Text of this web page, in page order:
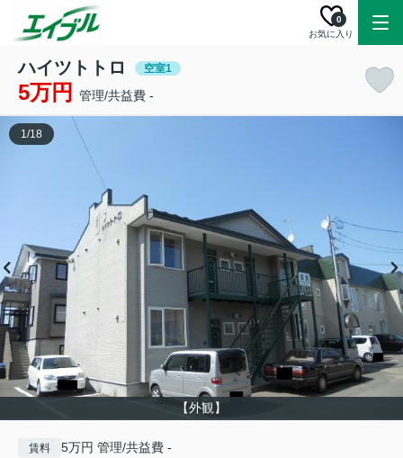
お気に入り
0
ハイツトトロ 空室1
5万円 管理/共益費 -
【外観】
1/18
賃料 5万円 管理/共益費 -